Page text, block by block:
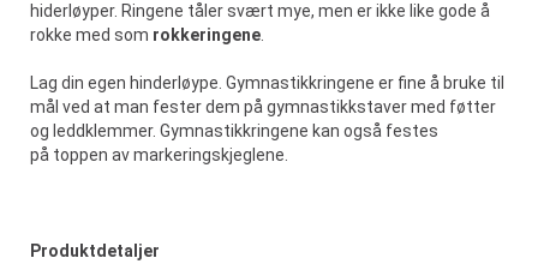
hiderløyper. Ringene tåler svært mye, men er ikke like gode å
rokke med som rokkeringene
Lag din egen hinderløype. Gymnastikkringene er fine å bruke til
mål ved at man fester dem på gymnastikkstaver med føtter
og leddklemmer. Gymnastikkringene kan også festes
på toppen av markeringskjeglene.
Produktdetaljer